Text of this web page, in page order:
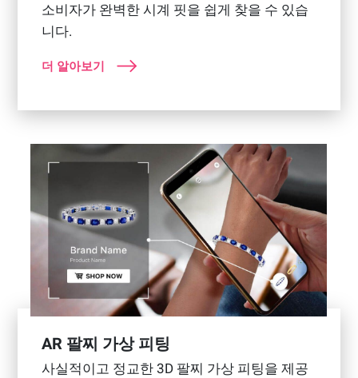
소비자가 완벽한 시계 핏을 쉽게 찾을 수 있습
니다.
더 알아보기
AR 팔찌 가상 피팅
사실적이고 정교한 3D 팔찌 가상 피팅을 제공